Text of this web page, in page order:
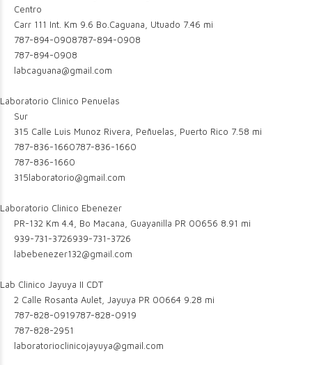
Centro
Carr 111 Int. Km 9.6 Bo.Caguana, Utuado 7.46 mi
787-894-0908787-894-0908
787-894-0908
labcaguana@gmail.com
Laboratorio Clinico Penuelas
Sur
315 Calle Luis Munoz Rivera, Peñuelas, Puerto Rico 7.58 mi
787-836-1660787-836-1660
787-836-1660
315laboratorio@gmail.com
Laboratorio Clinico Ebenezer
PR-132 Km 4.4, Bo Macana, Guayanilla PR 00656 8.91 mi
939-731-3726939-731-3726
labebenezer132@gmail.com
Lab Clinico Jayuya II CDT
2 Calle Rosanta Aulet, Jayuya PR 00664 9.28 mi
787-828-0919787-828-0919
787-828-2951
laboratorioclinicojayuya@gmail.com